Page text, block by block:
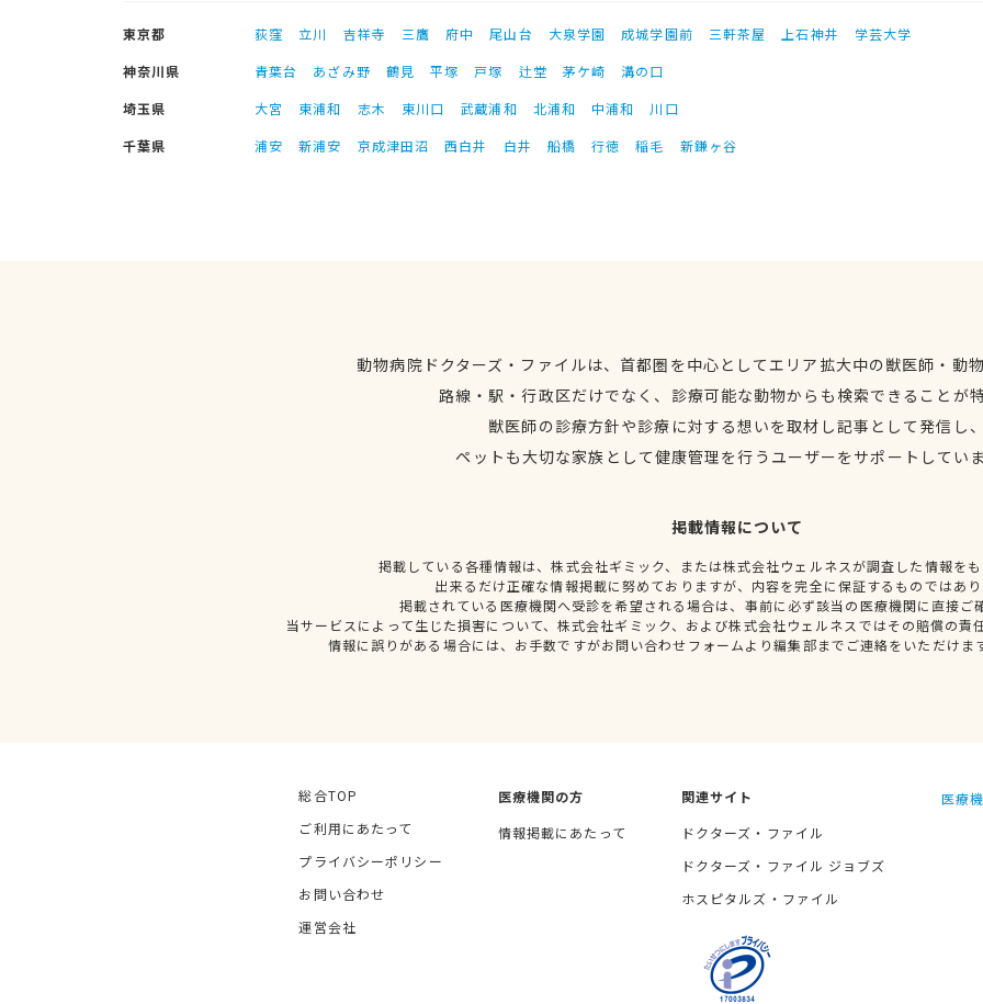
東京都 荻窪 立川 吉祥寺 三鷹 府中 尾山台 大泉学園 成城学園前 三軒茶屋 上石神井
学芸大学
神奈川県
青葉台 あざみ野 鶴見 平塚 戸塚 辻堂 茅ケ崎
溝の口
埼玉県
大宮 東浦和 志木 東川口 武蔵浦和 北浦和 中浦和
川口
千葉県
浦安 新浦安 京成津田沼 西白井 白井 船橋 行徳 稲毛 新鎌ヶ谷
動物病院ドクターズ・ファイルは、首都圏を中心としてエリア拡大中の獣医師・動
路線・駅・行政区だけでなく、診療可能な動物からも検索できることが
獣医師の診療方針や診療に対する想いを取材し記事として発信し
ペットも大切な家族として健康管理を行うユーザーをサポートしてい
掲載情報について
掲載している各種情報は、株式会社ギミック、または株式会社ウェルネスが調査した情報を
出来るだけ正確な情報掲載に努めておりますが、内容を完全に保証するものではあ
掲載されている医療機関へ受診を希望される場合は、事前に必ず該当の医療機関に直接ご
当サービスによって生じた損害について、株式会社ギミック、および株式会社ウェルネスではその賠償の責
情報に誤りがある場合には、お手数ですがお問い合わせフォームより編集部までご連絡をいただけま
総合TOP
ご利用にあたって
プライバシーポリシー
お問い合わせ
運営会社
医療機関の方
情報掲載にあたって
関連サイト
ドクターズ・ファイル
ドクターズ・ファイル ジョブズ
ホスピタルズ・ファイル
医療